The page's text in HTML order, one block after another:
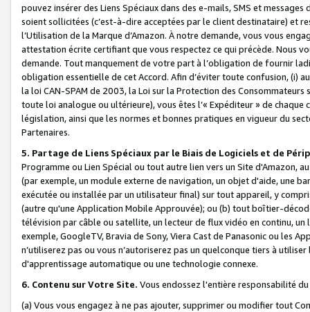
pouvez insérer des Liens Spéciaux dans des e-mails, SMS et
soient sollicitées (c’est-à-dire acceptées par le client destinataire) et
l’Utilisation de la Marque d’Amazon. À notre demande, vous vous
attestation écrite certifiant que vous respectez ce qui précède. Nous
demande. Tout manquement de votre part à l’obligation de fournir
obligation essentielle de cet Accord. Afin d’éviter toute confusion, (i)
la loi CAN-SPAM de 2003, la Loi sur la Protection des
toute loi analogue ou ultérieure), vous êtes l’« Expéditeur » de
législation, ainsi que les normes et bonnes pratiques en vigueur du
Partenaires.
5. Partage de Liens Spéciaux par le Biais de Logiciels et de
Programme ou Lien Spécial ou tout autre lien vers un Site d'Amazon,
(par exemple, un module externe de navigation, un objet d'aide, une
exécutée ou installée par un utilisateur final) sur tout appareil, y
(autre qu'une Application Mobile Approuvée); ou (b) tout boîtier-
télévision par câble ou satellite, un lecteur de flux vidéo en continu,
exemple, GoogleTV, Bravia de Sony, Viera Cast de Panasonic ou les
n’utiliserez pas ou vous n’autoriserez pas un quelconque tiers à
d'apprentissage automatique ou une technologie connexe.
6. Contenu sur Votre Site. Vous endossez l'entière responsabilité
(a) Vous vous engagez à ne pas ajouter, supprimer ou modifier tout